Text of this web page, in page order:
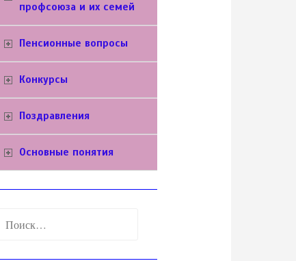
профсоюза и их семей
Пенсионные вопросы
Конкурсы
Поздравления
Основные понятия
Найти: